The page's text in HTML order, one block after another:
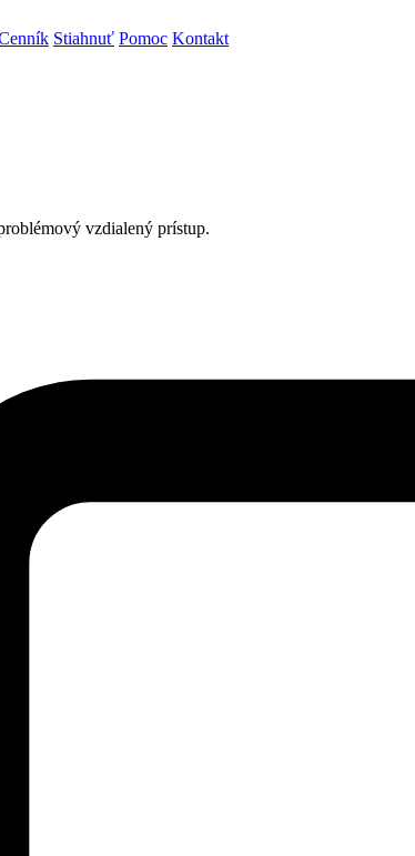
Stiahnuť Pomoc Kontakt
vzdialený prístup.